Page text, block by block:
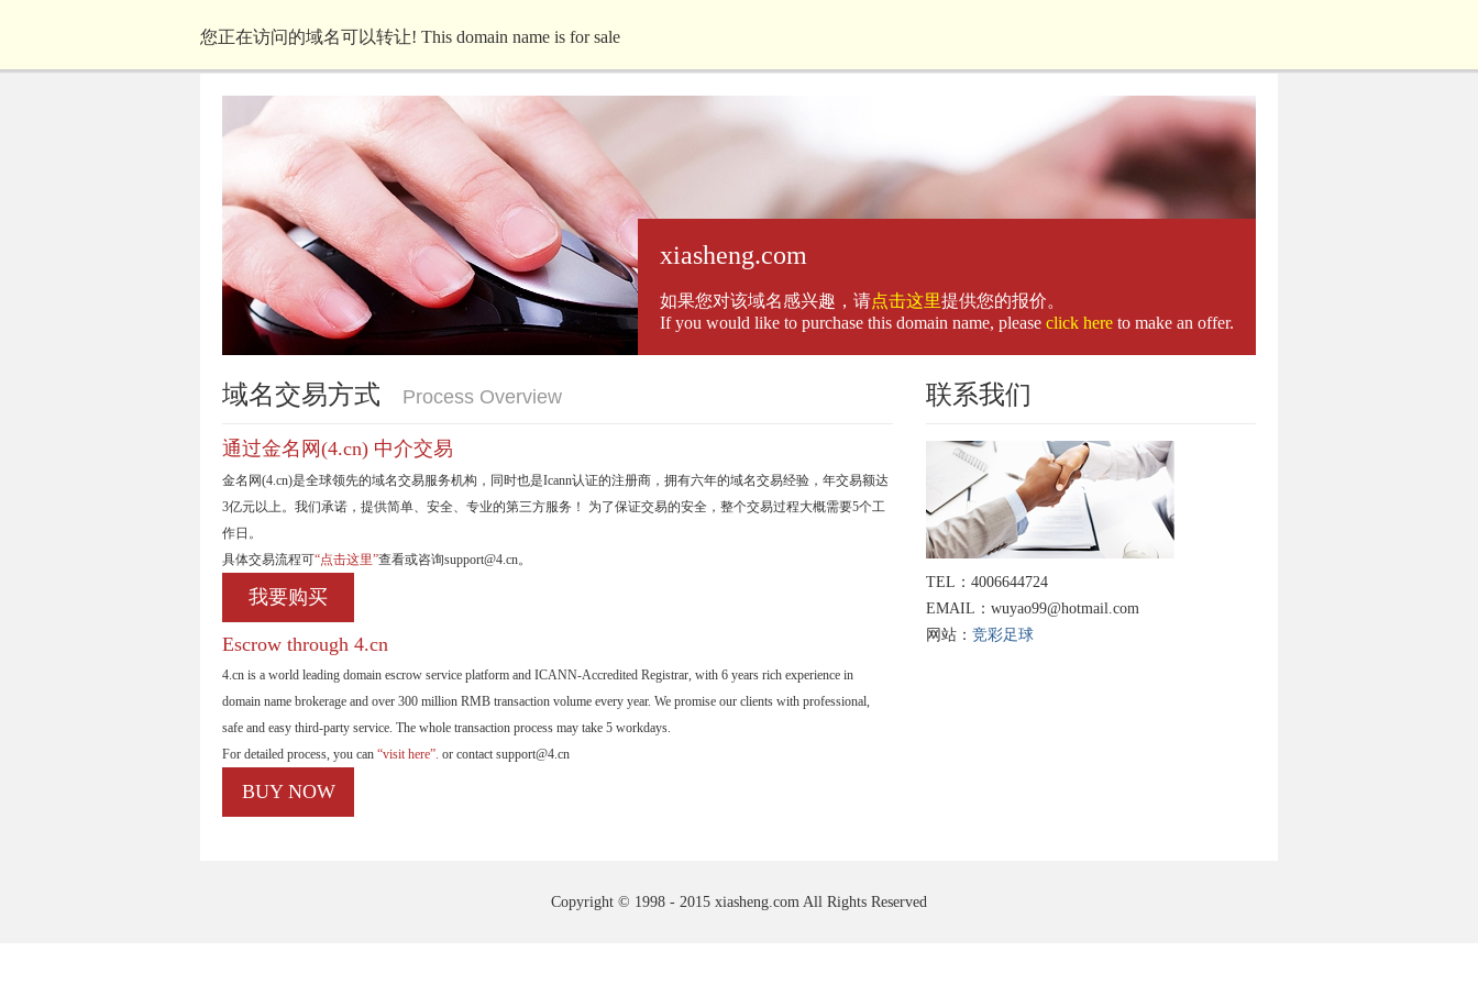
您正在访问的域名可以转让! This domain name is for sale
xiasheng.com
如果您对该域名感兴趣，请点击这里提供您的报价。
If you would like to purchase this domain name, please click here to make an offer.
域名交易方式 Process Overview
通过金名网(4.cn) 中介交易
金名网(4.cn)是全球领先的域名交易服务机构，同时也是Icann认证的注册商，拥有六年的域名交易经验，年交易额达
3亿元以上。我们承诺，提供简单、安全、专业的第三方服务！ 为了保证交易的安全，整个交易过程大概需要5个工
作日。
具体交易流程可“点击这里”查看或咨询support@4.cn。
我要购买
Escrow through 4.cn
4.cn is a world leading domain escrow service platform and ICANN-Accredited Registrar, with 6 years rich experience in
domain name brokerage and over 300 million RMB transaction volume every year. We promise our clients with professional,
safe and easy third-party service. The whole transaction process may take 5 workdays.
For detailed process, you can “visit here”. or contact support@4.cn
BUY NOW
联系我们
TEL：4006644724
EMAIL：wuyao99@hotmail.com
网站： 竞彩足球
Copyright © 1998 - 2015 xiasheng.com All Rights Reserved